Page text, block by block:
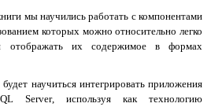
мы научились работать с компонентами
которых можно относительно легко
отображать их содержимое в формах
научиться интегрировать приложения
Server, используя как технологию